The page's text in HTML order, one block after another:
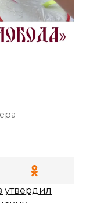
утвердил